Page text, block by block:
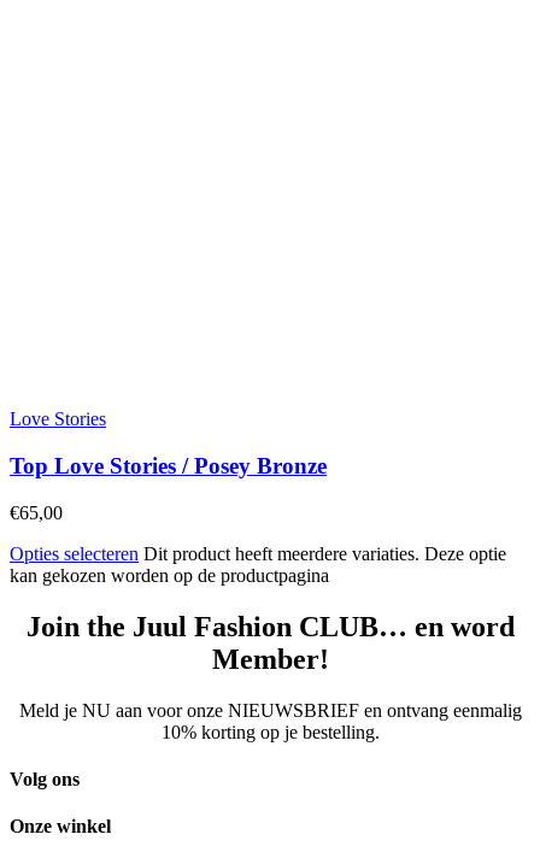
Love Stories
Top Love Stories / Posey Bronze
€65,00
Opties selecteren Dit product heeft meerdere variaties. Deze optie
kan gekozen worden op de productpagina
Join the Juul Fashion CLUB… en word
Member!
Meld je NU aan voor onze NIEUWSBRIEF en ontvang eenmalig
10% korting op je bestelling.
Volg ons
Onze winkel